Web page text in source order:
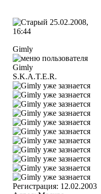
25.02.2008,
16:44
Gimly
S.K.A.T.E.R.
Регистрация: 12.02.2003